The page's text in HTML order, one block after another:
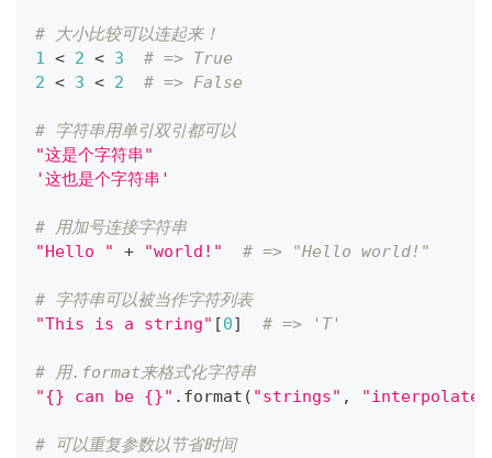
# 大小比较可以连起来！
1 < 2 < 3
# => True
2 < 3 < 2 # => False
# 字符串用单引双引都可以
"这是个字符串"
'这也是个字符串'
# 用加号连接字符串
"Hello "
+ "world!" # => "Hello world!"
# 字符串可以被当作字符列表
"This is a string" [0] # => 'T'
# 用.format来格式化字符串
"{} can be {}" . format ( "strings" ,
# 可以重复参数以节省时间